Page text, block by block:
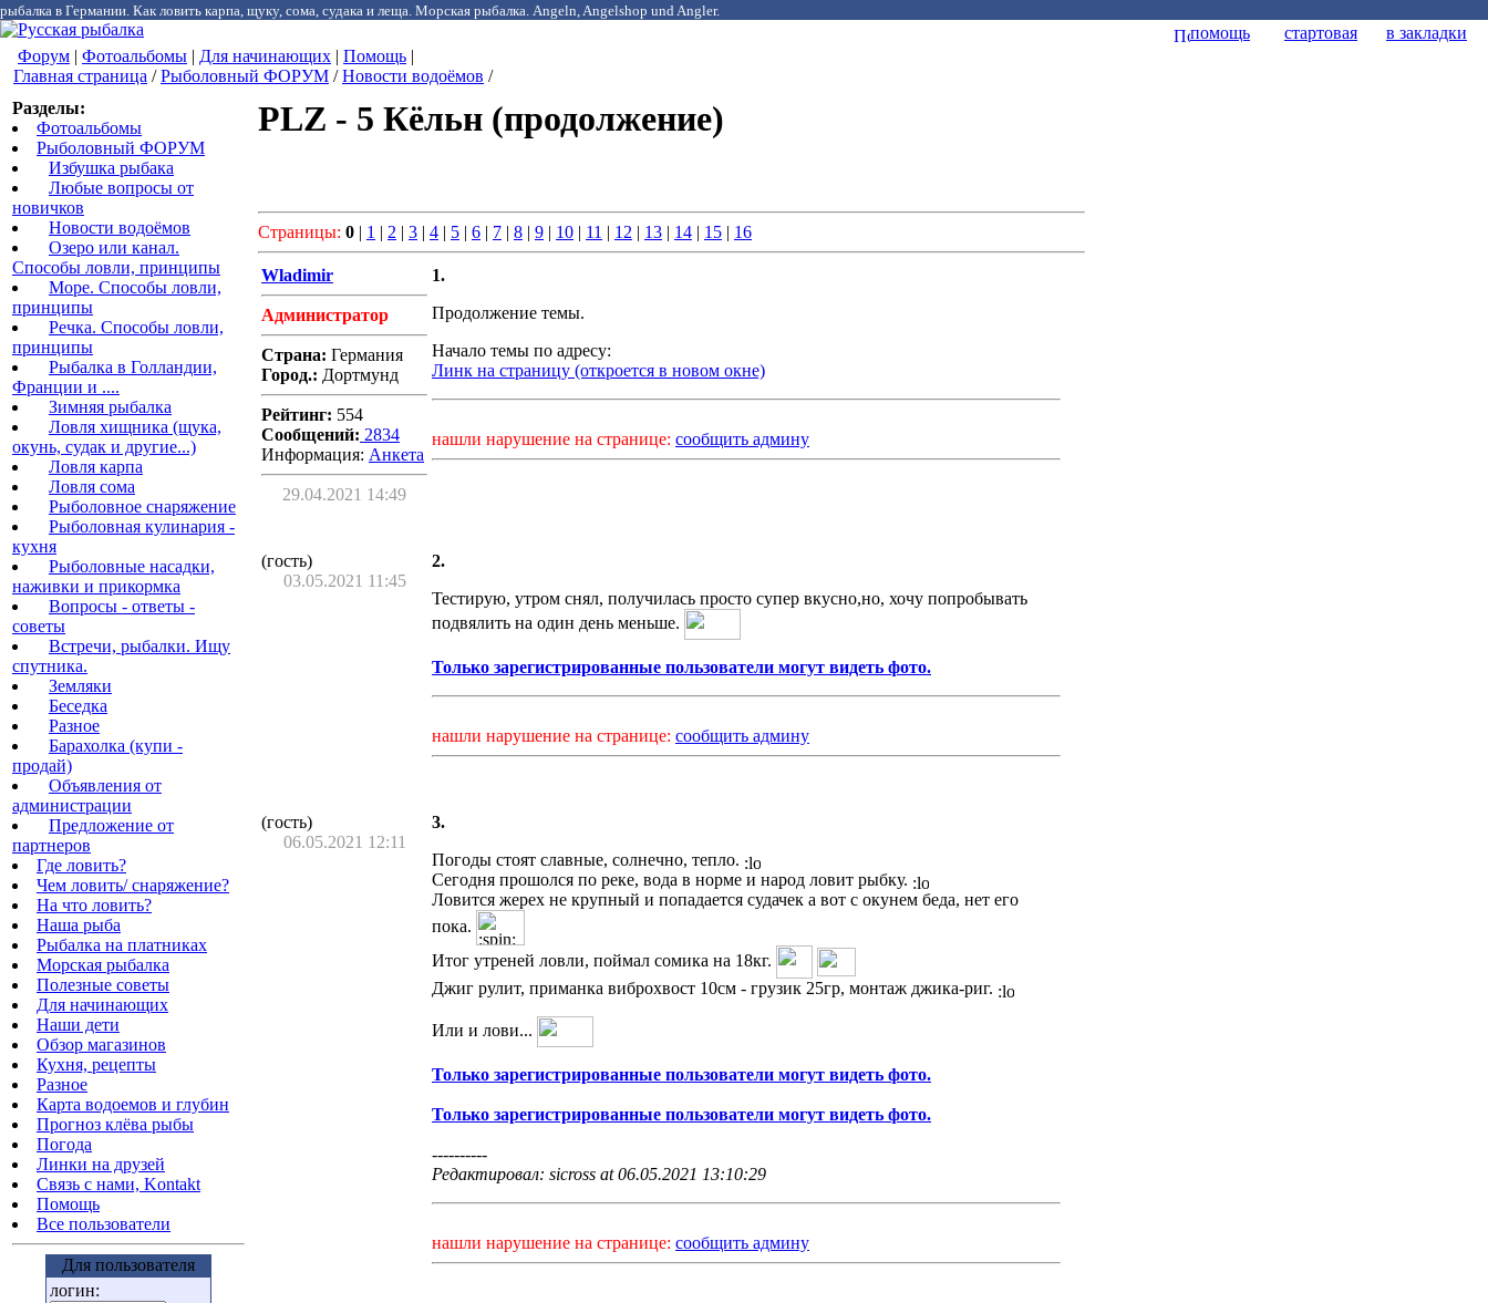
рыбалка в Германии. Как ловить карпа, щуку, сома, судака и леща. Морская рыбалка. Angeln, Angelshop und Angler.
помощь стартовая
в закладки
Форум | Фотоальбомы | Для начинающих | Помощь |
Главная страница /Рыболовный ФОРУМ /Новости водоёмов /
Разделы:
Фотоальбомы
Рыболовный ФОРУМ
Избушка рыбака
Любые вопросы от
новичков
Новости водоёмов
Озеро или канал.
Способы ловли, принципы
Море. Способы ловли,
принципы
Речка. Способы ловли,
принципы
Рыбалка в Голландии,
Франции и ....
Зимняя рыбалка
Ловля хищника (щука,
окунь, судак и другие...)
Ловля карпа
Ловля сома
Рыболовное снаряжение
Рыболовная кулинария -
кухня
Рыболовные насадки,
наживки и прикормка
Вопросы - ответы -
советы
Встречи, рыбалки. Ищу
спутника.
Земляки
Беседка
Разное
Барахолка (купи -
продай)
Объявления от
администрации
Предложение от
партнеров
Где ловить?
Чем ловить/ снаряжение?
На что ловить?
Наша рыба
Рыбалка на платниках
Морская рыбалка
Полезные советы
Для начинающих
Наши дети
Обзор магазинов
Кухня, рецепты
Разное
Карта водоемов и глубин
Прогноз клёва рыбы
Погода
Линки на друзей
Связь с нами, Kontakt
Помощь
Все пользователи
Для пользователя
логин:
PLZ - 5 Кёльн (продолжение)
Страницы: 0 | 1 | 2 | 3 | 4 | 5 | 6 | 7 | 8 | 9 | 10 | 11 | 12 | 13 | 14 | 15 | 16
Wladimir
Администратор
Страна: Германия
Город.: Дортмунд
Рейтинг: 554
Сообщений: 2834
Информация: Aнкета
29.04.2021 14:49
1.
Продолжение темы.
Начало темы по адресу:
Линк на страницу (откроется в новом окне)
нашли нарушение на странице: сообщить админу
(гость)
03.05.2021 11:45
2.
Тестирую, утром снял, получилась просто супер вкусно,но, хочу попробывать
подвялить на один день меньше.
Только зарегистрированные пользователи могут видеть фото.
нашли нарушение на странице: сообщить админу
(гость)
06.05.2021 12:11
3.
Погоды стоят славные, солнечно, тепло.
Сегодня прошолся по реке, вода в норме и народ ловит рыбку.
Ловится жерех не крупный и попадается судачек а вот с окунем беда, нет его
пока.
Итог утреней ловли, поймал сомика на 18кг.
Джиг рулит, приманка виброхвост 10см - грузик 25гр, монтаж джика-риг.
Или и лови...
Только зарегистрированные пользователи могут видеть фото.
Только зарегистрированные пользователи могут видеть фото.
----------
Редактировал: sicross at 06.05.2021 13:10:29
нашли нарушение на странице: сообщить админу